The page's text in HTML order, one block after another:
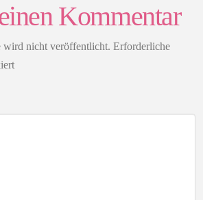
Kommentar
wird nicht veröffentlicht. Erforderliche